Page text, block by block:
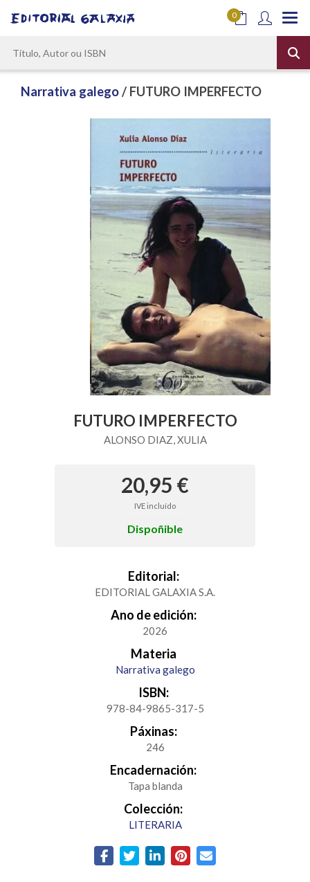
0
Narrativa galego/ FUTURO IMPERFECTO
FUTURO IMPERFECTO
ALONSO DIAZ, XULIA
20,95 €
IVE incluído
Dispoñible
Editorial:
EDITORIAL GALAXIA S.A.
Ano de edición:
2026
Materia
Narrativa galego
ISBN:
978-84-9865-317-5
Páxinas:
246
Encadernación:
Tapa blanda
Colección:
LITERARIA